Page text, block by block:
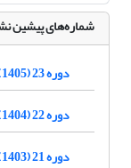
شماره‌های پیشین
دوره 23 (1405)
دوره 22 (1404)
دوره 21 (1403)